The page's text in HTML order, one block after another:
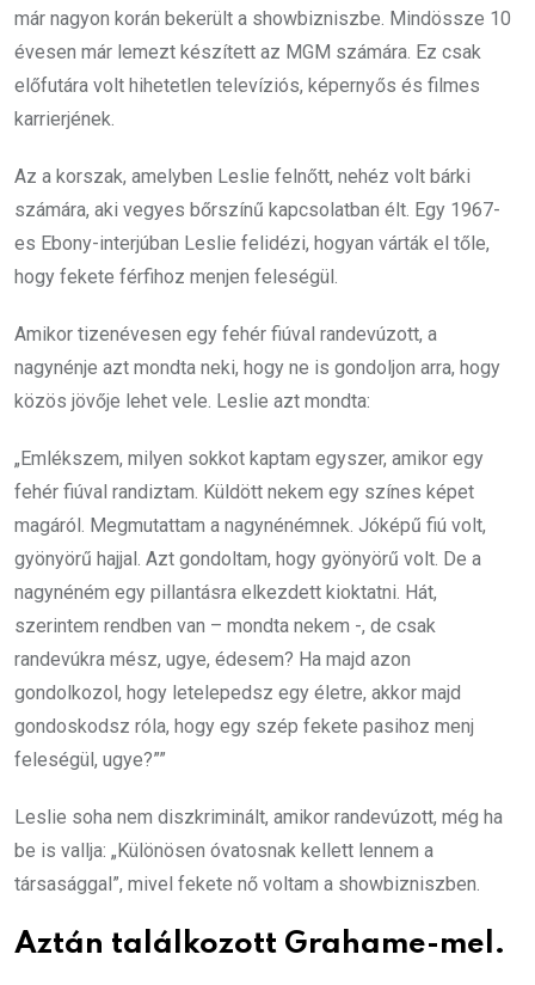
már nagyon korán bekerült a showbizniszbe. Mindössze 10
évesen már lemezt készített az MGM számára. Ez csak
előfutára volt hihetetlen televíziós, képernyős és filmes
karrierjének.
Az a korszak, amelyben Leslie felnőtt, nehéz volt bárki
számára, aki vegyes bőrszínű kapcsolatban élt. Egy 1967-
es Ebony-interjúban Leslie felidézi, hogyan várták el tőle,
hogy fekete férfihoz menjen feleségül.
Amikor tizenévesen egy fehér fiúval randevúzott, a
nagynénje azt mondta neki, hogy ne is gondoljon arra, hogy
közös jövője lehet vele. Leslie azt mondta:
„Emlékszem, milyen sokkot kaptam egyszer, amikor egy
fehér fiúval randiztam. Küldött nekem egy színes képet
magáról. Megmutattam a nagynénémnek. Jóképű fiú volt,
gyönyörű hajjal. Azt gondoltam, hogy gyönyörű volt. De a
nagynéném egy pillantásra elkezdett kioktatni. Hát,
szerintem rendben van – mondta nekem -, de csak
randevúkra mész, ugye, édesem? Ha majd azon
gondolkozol, hogy letelepedsz egy életre, akkor majd
gondoskodsz róla, hogy egy szép fekete pasihoz menj
feleségül, ugye?””
Leslie soha nem diszkriminált, amikor randevúzott, még ha
be is vallja: „Különösen óvatosnak kellett lennem a
társasággal”, mivel fekete nő voltam a showbizniszben.
Aztán találkozott Grahame-mel.